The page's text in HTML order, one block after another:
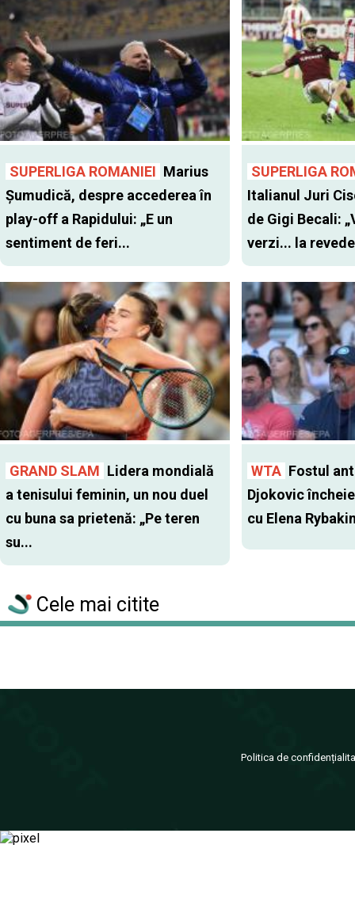
SUPERLIGA ROMANIEI Marius
Șumudică, despre accederea în
play-off a Rapidului: „E un
sentiment de feri...
SUPERLIGA
Italianul Juri
de Gigi Becali:
verzi... la
GRAND SLAM Lidera mondială
a tenisului feminin, un nou duel
cu buna sa prietenă: „Pe teren
su...
WTA Fostul
Djokovic
cu Elena
Cele mai citite
Politica de